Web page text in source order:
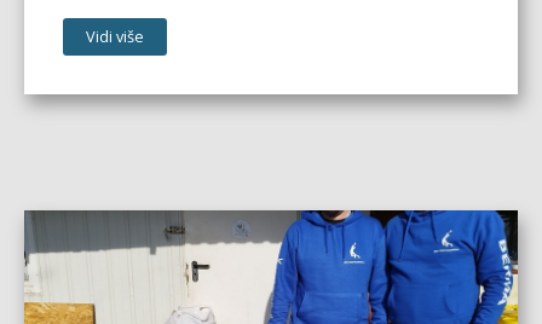
Vidi više